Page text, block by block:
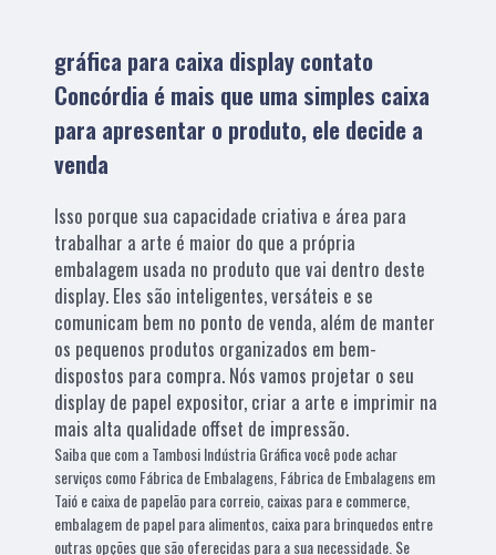
gráfica para caixa display contato
Concórdia é mais que uma simples caixa
para apresentar o produto, ele decide a
venda
Isso porque sua capacidade criativa e área para
trabalhar a arte é maior do que a própria
embalagem usada no produto que vai dentro deste
display. Eles são inteligentes, versáteis e se
comunicam bem no ponto de venda, além de manter
os pequenos produtos organizados em bem-
dispostos para compra. Nós vamos projetar o seu
display de papel expositor, criar a arte e imprimir na
mais alta qualidade offset de impressão.
Saiba que com a Tambosi Indústria Gráfica você pode achar
serviços como Fábrica de Embalagens, Fábrica de Embalagens em
Taió e caixa de papelão para correio, caixas para e commerce,
embalagem de papel para alimentos, caixa para brinquedos entre
outras opções que são oferecidas para a sua necessidade. Se